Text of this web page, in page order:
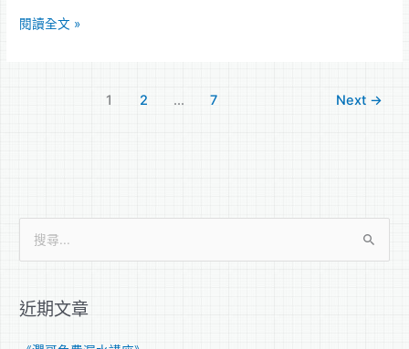
要
閱讀全文 »
1 2 ... 7 Next →
鍵
近期文章